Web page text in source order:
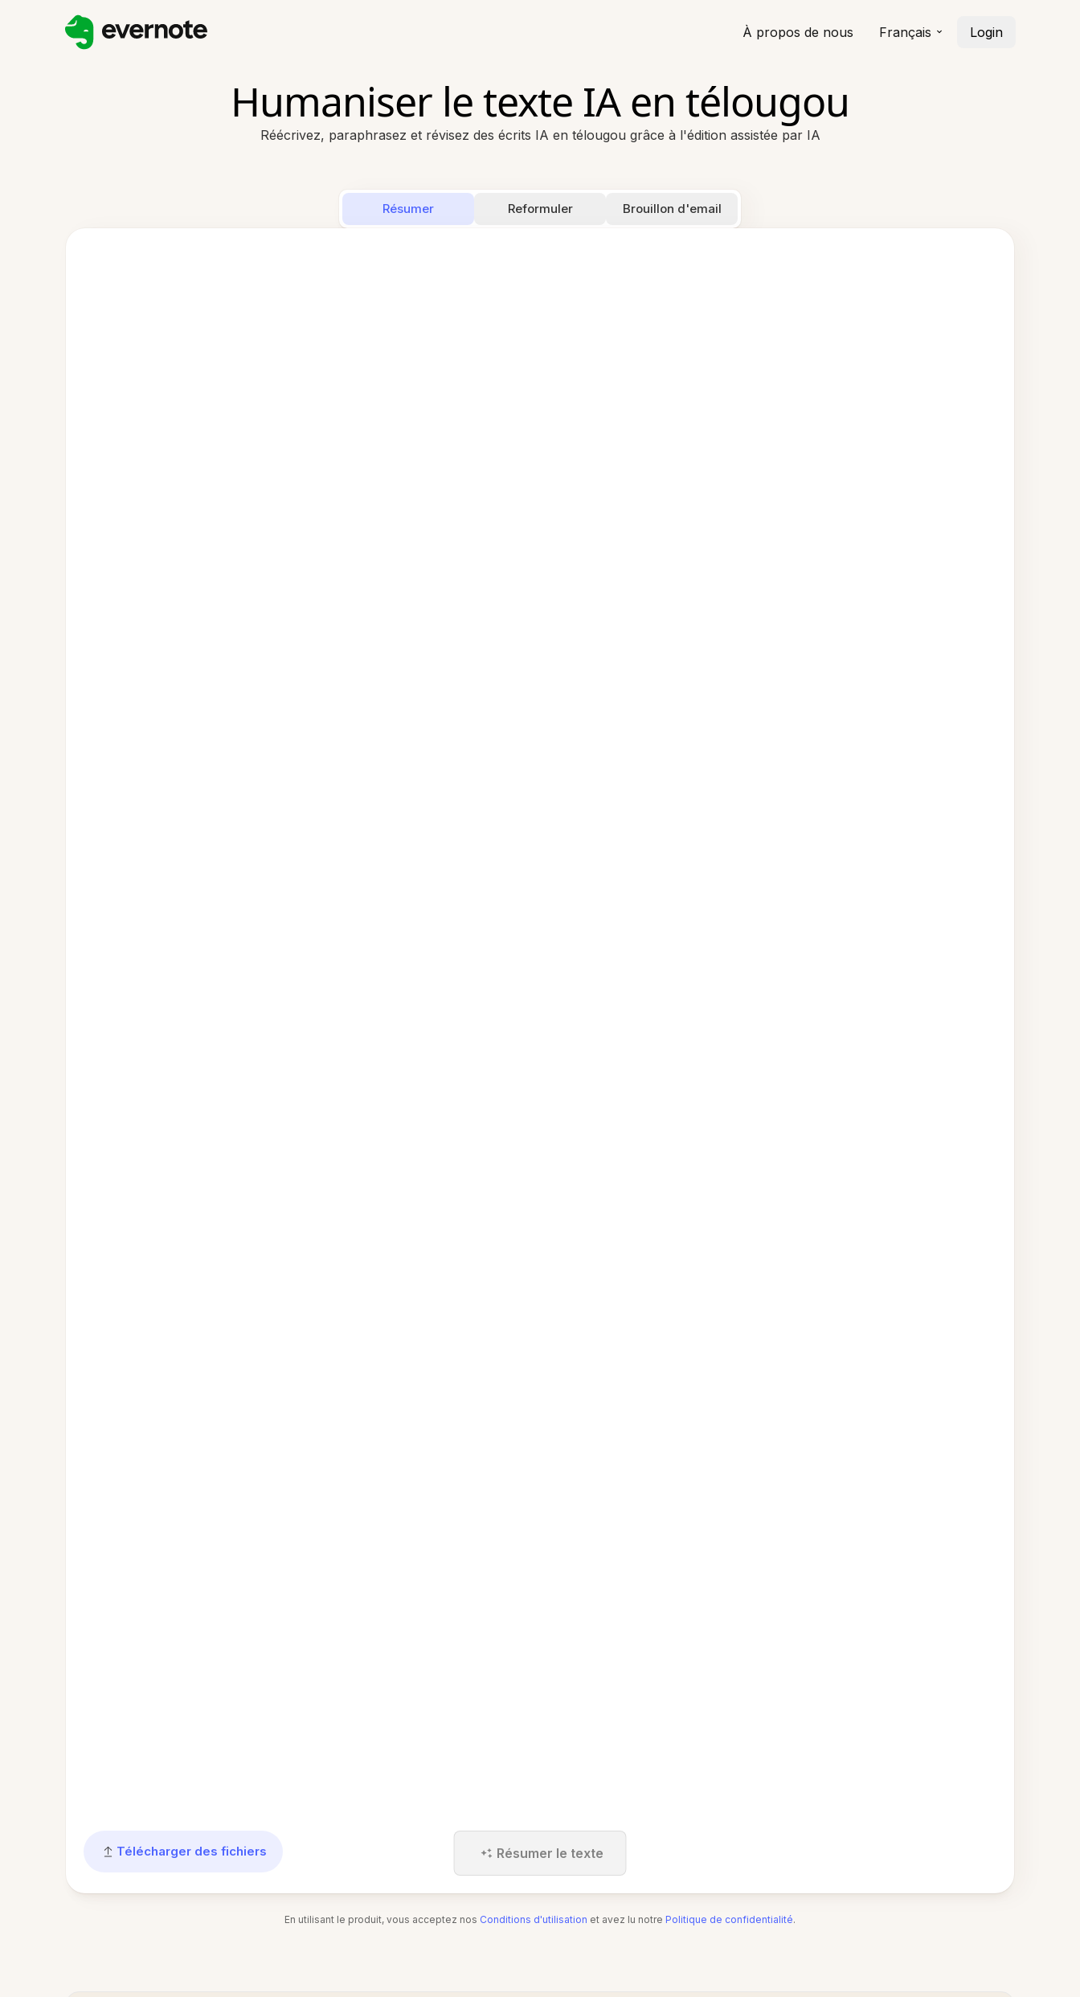
À propos de nous Français Login
Humaniser le texte IA en télougou
Réécrivez, paraphrasez et révisez des écrits IA en télougou grâce à l'édition assistée par IA
Résumer Reformuler Brouillon d'email
Télécharger des fichiers Résumer le texte
En utilisant le produit, vous acceptez nos Conditions d'utilisation et avez lu notre Politique de confidentialité.